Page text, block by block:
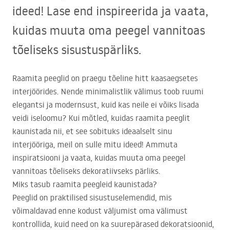
ideed! Lase end inspireerida ja vaata,
kuidas muuta oma peegel vannitoas
tõeliseks sisustuspärliks.
Raamita peeglid on praegu tõeline hitt kaasaegsetes
interjöörides. Nende minimalistlik välimus toob ruumi
elegantsi ja modernsust, kuid kas neile ei võiks lisada
veidi iseloomu? Kui mõtled, kuidas raamita peeglit
kaunistada nii, et see sobituks ideaalselt sinu
interjööriga, meil on sulle mitu ideed! Ammuta
inspiratsiooni ja vaata, kuidas muuta oma peegel
vannitoas tõeliseks dekoratiivseks pärliks.
Miks tasub raamita peegleid kaunistada?
Peeglid on praktilised sisustuselemendid, mis
võimaldavad enne kodust väljumist oma välimust
kontrollida, kuid need on ka suurepärased dekoratsioonid,